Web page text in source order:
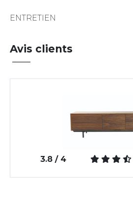
ENTRETIEN
Avis clients
3.8 / 4